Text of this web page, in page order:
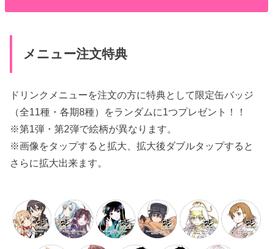
メニュー注文特典
ドリンクメニューを注文の方に特典として限定缶バッジ
（全11種・各期8種）をランダムに1つプレゼント！！
※第1弾・第2弾で絵柄が異なります。
※画像をタップすると拡大、拡大後ダブルタップすると
さらに拡大出来ます。